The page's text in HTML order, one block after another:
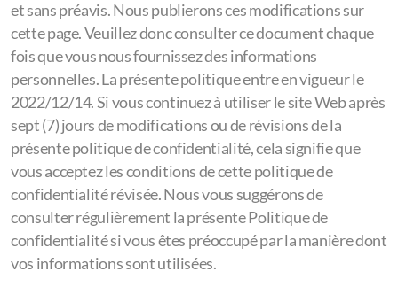
et sans préavis. Nous publierons ces modifications sur
cette page. Veuillez donc consulter ce document chaque
fois que vous nous fournissez des informations
personnelles. La présente politique entre en vigueur le
2022/12/14. Si vous continuez à utiliser le site Web après
sept (7) jours de modifications ou de révisions de la
présente politique de confidentialité, cela signifie que
vous acceptez les conditions de cette politique de
confidentialité révisée. Nous vous suggérons de
consulter régulièrement la présente Politique de
confidentialité si vous êtes préoccupé par la manière dont
vos informations sont utilisées.